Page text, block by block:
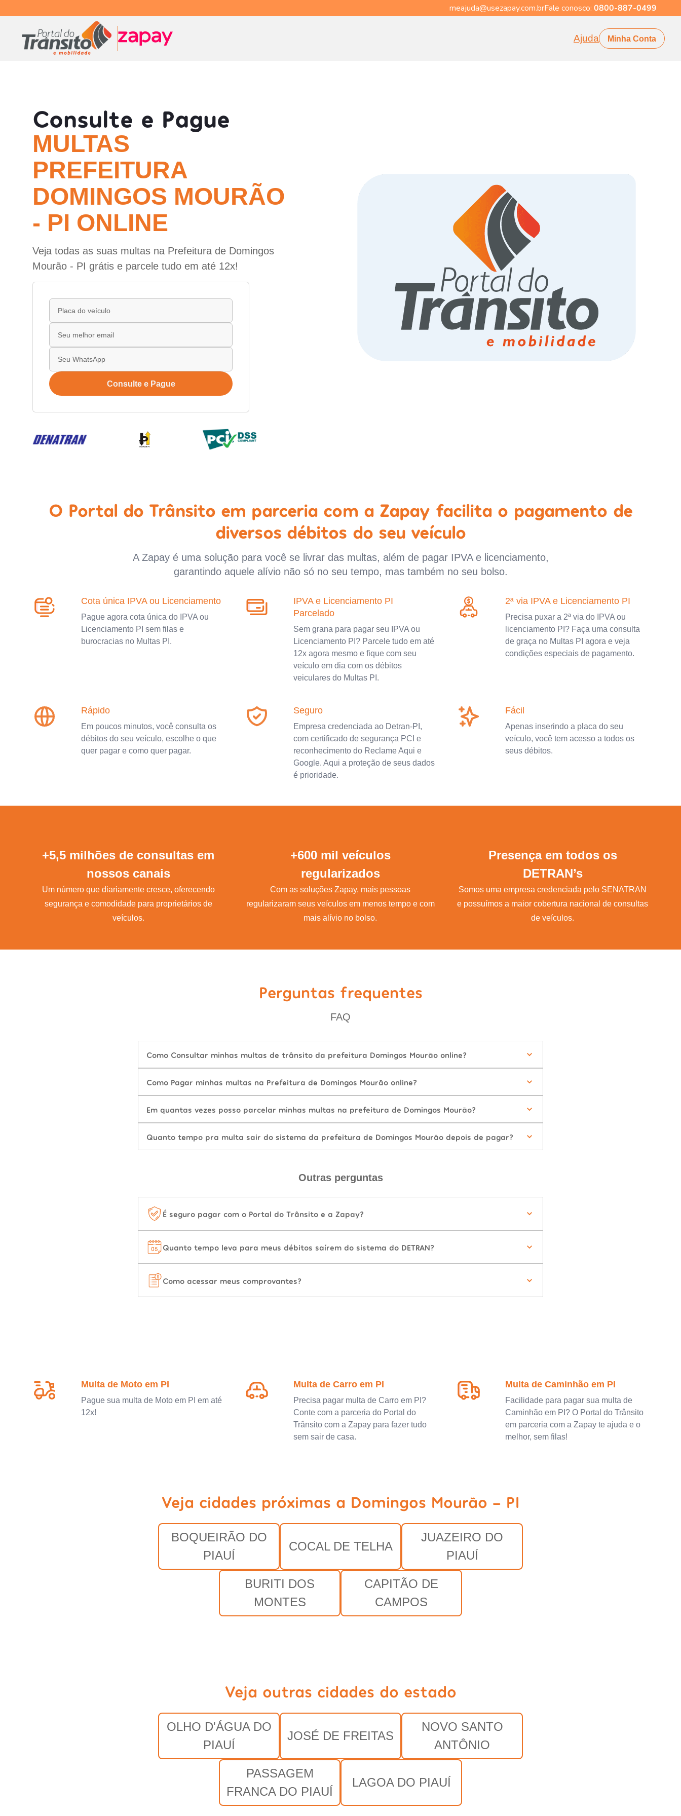
meajuda@usezapay.com.brFale conosco: 0800-887-0499
Ajuda Minha Conta
Consulte e Pague
MULTAS
PREFEITURA
DOMINGOS MOURÃO
- PI ONLINE
Veja todas as suas multas na Prefeitura de Domingos
Mourão - PI grátis e parcele tudo em até 12x!
Consulte e Pague
O Portal do Trânsito em parceria com a Zapay facilita o pagamento de
diversos débitos do seu veículo
A Zapay é uma solução para você se livrar das multas, além de pagar IPVA e licenciamento,
garantindo aquele alívio não só no seu tempo, mas também no seu bolso.
Cota única IPVA ou Licenciamento
Pague agora cota única do IPVA ou
Licenciamento PI sem filas e
burocracias no Multas PI.
IPVA e Licenciamento PI
Parcelado
Sem grana para pagar seu IPVA ou
Licenciamento PI? Parcele tudo em até
12x agora mesmo e fique com seu
veículo em dia com os débitos
veiculares do Multas PI.
2ª via IPVA e Licenciamento PI
Precisa puxar a 2ª via do IPVA ou
licenciamento PI? Faça uma consulta
de graça no Multas PI agora e veja
condições especiais de pagamento.
Rápido
Em poucos minutos, você consulta os
débitos do seu veículo, escolhe o que
quer pagar e como quer pagar.
Seguro
Empresa credenciada ao Detran-PI,
com certificado de segurança PCI e
reconhecimento do Reclame Aqui e
Google. Aqui a proteção de seus dados
é prioridade.
Fácil
Apenas inserindo a placa do seu
veículo, você tem acesso a todos os
seus débitos.
+5,5 milhões de consultas em
nossos canais
Um número que diariamente cresce, oferecendo
segurança e comodidade para proprietários de
veículos.
+600 mil veículos
regularizados
Com as soluções Zapay, mais pessoas
regularizaram seus veículos em menos tempo e com
mais alívio no bolso.
Presença em todos os
DETRAN’s
Somos uma empresa credenciada pelo SENATRAN
e possuímos a maior cobertura nacional de consultas
de veículos.
Perguntas frequentes
FAQ
Como Consultar minhas multas de trânsito da prefeitura Domingos Mourão online?
Como Pagar minhas multas na Prefeitura de Domingos Mourão online?
Em quantas vezes posso parcelar minhas multas na prefeitura de Domingos Mourão?
Quanto tempo pra multa sair do sistema da prefeitura de Domingos Mourão depois de pagar?
Outras perguntas
É seguro pagar com o Portal do Trânsito e a Zapay?
Quanto tempo leva para meus débitos saírem do sistema do DETRAN?
Como acessar meus comprovantes?
Multa de Moto em PI
Pague sua multa de Moto em PI em até
12x!
Multa de Carro em PI
Precisa pagar multa de Carro em PI?
Conte com a parceria do Portal do
Trânsito com a Zapay para fazer tudo
sem sair de casa.
Multa de Caminhão em PI
Facilidade para pagar sua multa de
Caminhão em PI? O Portal do Trânsito
em parceria com a Zapay te ajuda e o
melhor, sem filas!
Veja cidades próximas a Domingos Mourão - PI
BOQUEIRÃO DO
PIAUÍ
COCAL DE TELHA
JUAZEIRO DO
PIAUÍ
BURITI DOS
MONTES
CAPITÃO DE
CAMPOS
Veja outras cidades do estado
OLHO D'ÁGUA DO
PIAUÍ
JOSÉ DE FREITAS
NOVO SANTO
ANTÔNIO
PASSAGEM
FRANCA DO PIAUÍ
LAGOA DO PIAUÍ